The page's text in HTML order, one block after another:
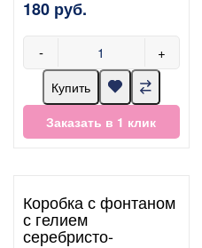
180 руб.
- +
Купить
Заказать в 1 клик
Коробка с фонтаном
с гелием
серебристо-